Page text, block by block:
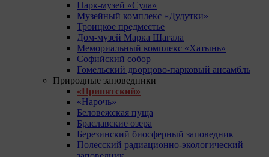
Парк-музей «Сула»
Музейный комплекс «Дудутки»
Троицкое предместье
Дом-музей Марка Шагала
Мемориальный комплекс «Хатынь»
Софийский собор
Гомельский дворцово-парковый ансамбль
Природные заповедники
«Припятский»
«Нарочь»
Беловежская пуща
Браславские озера
Березинский биосферный заповедник
Полесский радиационно-экологический